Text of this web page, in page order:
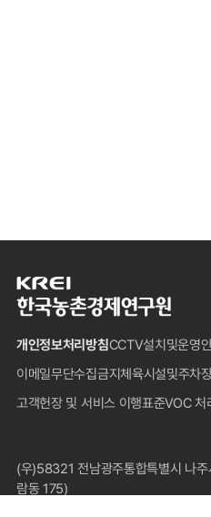
한
국
촌
경
제
연
푸
터
개인정보처리방침CCTV설치및운영
이메일무단수집금지체육시설및주차
고객헌장 및 서비스 이행표준VOC 처
(우)58321 전남광주통합특별시 나
람동 175)